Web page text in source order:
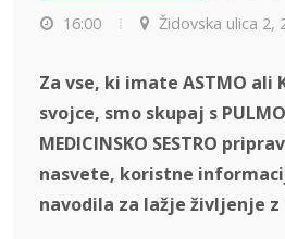
16:00
Židovska ulica 2,
Za vse, ki imate ASTMO ali
svojce, smo skupaj s
MEDICINSKO SESTRO
nasvete, koristne
navodila za lažje življenje